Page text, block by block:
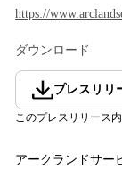
https://
ダウンロード
プレスリリ
このプレスリリース
アークランドサー